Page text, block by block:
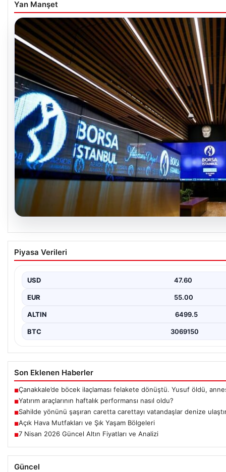
Yan Manşet
Yatırım araçlarının haftalık performansı nasıl
Piyasa Verileri
USD 47.60
EUR 55.00
ALTIN 6499.5
BTC 3069150
Son Eklenen Haberler
■Çanakkale’de böcek ilaçlaması felakete dönüştü. Yusuf öldü,
■Yatırım araçlarının haftalık performansı nasıl oldu?
■Sahilde yönünü şaşıran caretta carettayı vatandaşlar denize
■Açık Hava Mutfakları ve Şık Yaşam Bölgeleri
■7 Nisan 2026 Güncel Altın Fiyatları ve Analizi
Güncel